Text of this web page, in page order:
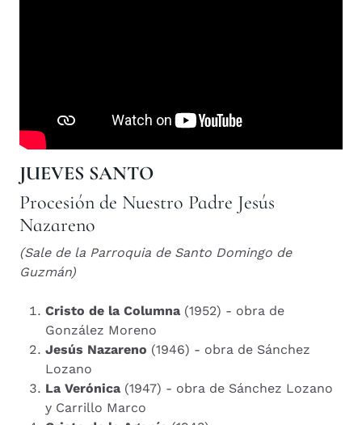
JUEVES SANTO
Procesión de Nuestro Padre Jesús
Nazareno
(Sale de la Parroquia de Santo Domingo de
Guzmán)
Cristo de la Columna (1952) - obra de
González Moreno
Jesús Nazareno (1946) - obra de Sánchez
Lozano
La Verónica (1947) - obra de Sánchez Lozano
y Carrillo Marco